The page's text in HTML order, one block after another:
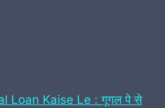
Loan Kaise Le : गूगल पे से